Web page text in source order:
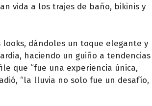
vida a los trajes de baño, bikinis y
looks, dándoles un toque elegante y
haciendo un guiño a tendencias
que “fue una experiencia única,
“la lluvia no solo fue un desafío,